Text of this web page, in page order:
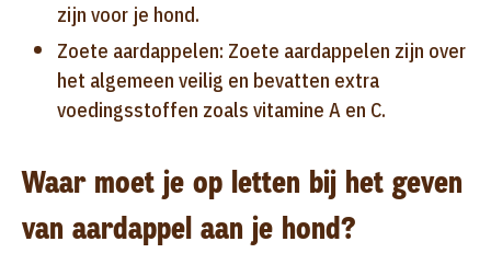
zijn voor je hond.
Zoete aardappelen: Zoete aardappelen zijn over
het algemeen veilig en bevatten extra
voedingsstoffen zoals vitamine A en C.
Waar moet je op letten bij het geven
van aardappel aan je hond?